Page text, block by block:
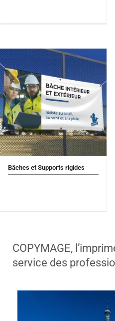
Bâches et Supports rigides
COPYMAGE,
service des